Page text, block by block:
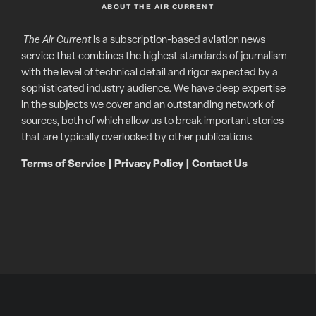
ABOUT THE AIR CURRENT
The Air Currentis a subscription-based aviation news
service that combines the highest standards of journalism
with the level of technical detail and rigor expected by a
sophisticated industry audience. We have deep expertise
in the subjects we cover and an outstanding network of
sources, both of which allow us to break important stories
that are typically overlooked by other publications.
Terms of Service Privacy Policy| Contact Us